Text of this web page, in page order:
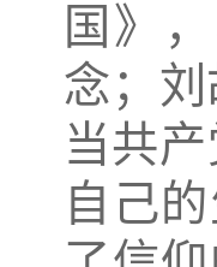
国》
念；
当共
自己